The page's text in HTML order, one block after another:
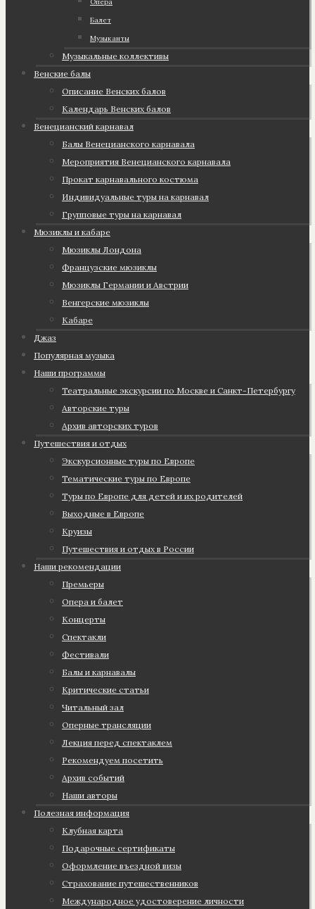
Балет
Музыканты
Музыкальные коллективы
Венские балы
Описание Венских балов
Календарь Венских балов
Венецианский карнавал
Балы Венецианского карнавала
Мероприятия Венецианского карнавала
Прокат карнавального костюма
Индивидуальные туры на карнавал
Групповые туры на карнавал
Мюзиклы и кабаре
Мюзиклы Лондона
Французские мюзиклы
Мюзиклы Германии и Австрии
Венгерские мюзиклы
Кабаре
Джаз
Популярная музыка
Наши программы
Театральные экскурсии по Москве и Санкт-Петербургу
Авторские туры
Архив авторских туров
Путешествия и отдых
Экскурсионные туры по Европе
Тематические туры по Европе
Туры по Европе для детей и их родителей
Выходные в Европе
Круизы
Путешествия и отдых в России
Наши рекомендации
Премьеры
Опера и балет
Концерты
Спектакли
Фестивали
Балы и карнавалы
Критические статьи
Читальный зал
Оперные трансляции
Лекция перед спектаклем
Рекомендуем посетить
Архив событий
Наши авторы
Полезная информация
Клубная карта
Подарочные сертификаты
Оформление въездной визы
Страхование путешественников
Международное удостоверение личности